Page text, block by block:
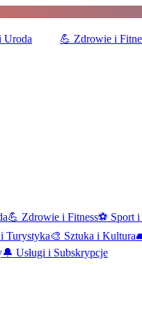
Uroda 💪 Zdrowie i
💪 Zdrowie i Fitness⚽ Sport i
Turystyka🎨 Sztuka i Kultura
🔔 Usługi i Subskrypcje